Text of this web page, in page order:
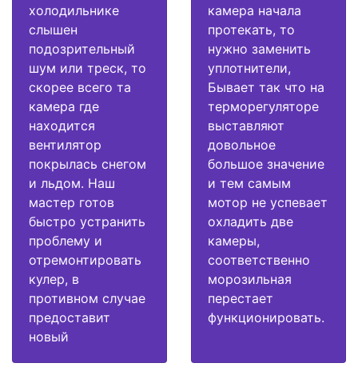
холодильнике
слышен
подозрительный
шум или треск, то
скорее всего та
камера где
находится
вентилятор
покрылась снегом
и льдом. Наш
мастер готов
быстро устранить
проблему и
отремонтировать
кулер, в
противном случае
предоставит
новый
камера начала
протекать, то
нужно заменить
уплотнители,
Бывает так что на
терморегуляторе
выставляют
довольное
большое значение
и тем самым
мотор не успевает
охладить две
камеры,
соответственно
морозильная
перестает
функционировать.